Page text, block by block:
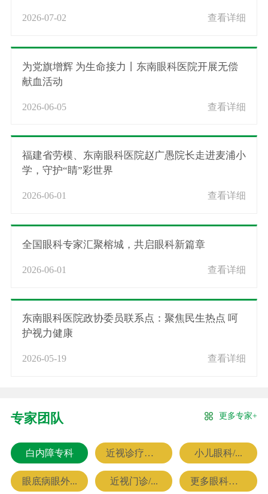
2026-07-02 查看详细
为党旗增辉 为生命接力丨东南眼科医院开展无偿
献血活动
2026-06-05 查看详细
福建省劳模、东南眼科医院赵广愚院长走进麦浦小
学，守护“睛”彩世界
2026-06-01 查看详细
全国眼科专家汇聚榕城，共启眼科新篇章
2026-06-01 查看详细
东南眼科医院政协委员联系点：聚焦民生热点 呵
护视力健康
2026-05-19 查看详细
专家团队 更多专家+
白内障专科 近视诊疗专科 小儿眼科/...
眼底病眼外... 近视门诊/... 更多眼科专家